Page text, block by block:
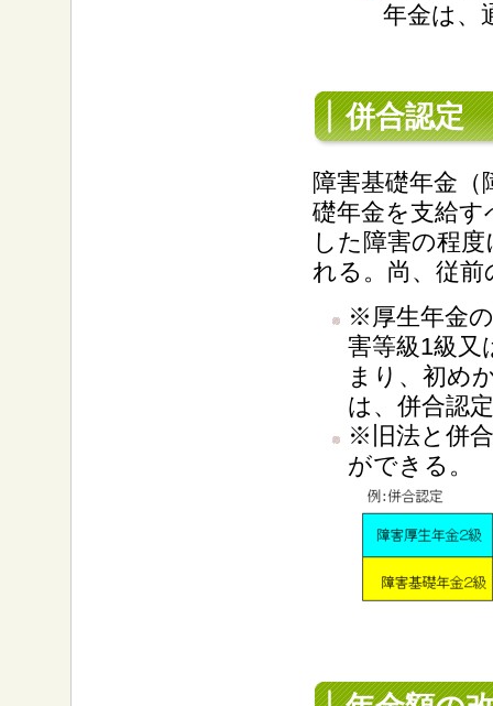
年金は、
併合認定
障害基礎年金
礎年金を支給
した障害の程
れる。尚、従前
※厚生年金
害等級1級又
まり、初め
は、併合認
※旧法と併
ができる。